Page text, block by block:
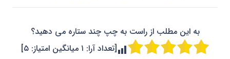
به این مطلب از راست به چپ چند ستاره می دهید؟
[تعداد آرا: ۱ میانگین امتیاز:۵]